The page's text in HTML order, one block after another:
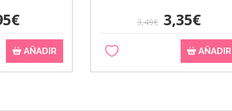
AÑADIR
3,49€ 3,35€
AÑADIR